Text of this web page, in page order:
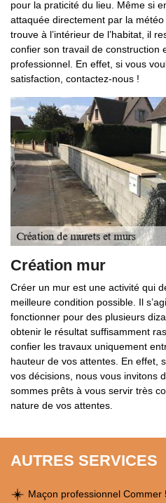
pour la praticité du lieu. Même si
attaquée directement par la
trouve à l’intérieur de l’habitat, il
confier son travail de construction
professionnel. En effet, si vous
satisfaction, contactez-nous !
Création mur
Créer un mur est une activité qui
meilleure condition possible. Il
fonctionner pour des plusieurs
obtenir le résultat suffisamment
confier les travaux uniquement
hauteur de vos attentes. En effet,
vos décisions, nous vous invitons
sommes prêts à vous servir très
nature de vos attentes.
AUTRES SERVICES
Maçon professionnel Commer